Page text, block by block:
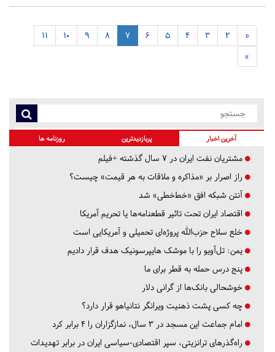
«
2
3
4
5
6
7
8
9
10
11
»
آخرین اخبار پربازدیدترین روزنامه ها
مشتریان نفت ایران در ۷ سال گذشته +فیلم
راز اصرار بر «مذاکره و ملاقات به هر قیمت» چیست؟
آنتن شبکه افق «خط‌خطی» شد
اقتصاد ایران تحت تاثیر قطعنامه‌ها یا تحریم‌ آمریکا
خلع سلاح حزب‌الله پروژه‌ای تحمیلی و آمریکایی است
یمن: تل‌آویو را با موشک هایپرسونیک هدف قرار دادیم
پنج درس‌ حمله به قطر برای ما
خوشحالی بانک‌ها از گرانی دلار
چه کسی پشت ذهنیت ویرانگر نتانیاهو قرار دارد؟
امام جماعت این مسجد در ۳ سال، نمازگزاران را ۴ برابر کرد
راه‌گذرهای ترانزیتی، سپر اقتصادی-سیاسی ایران در برابر تهدیدات